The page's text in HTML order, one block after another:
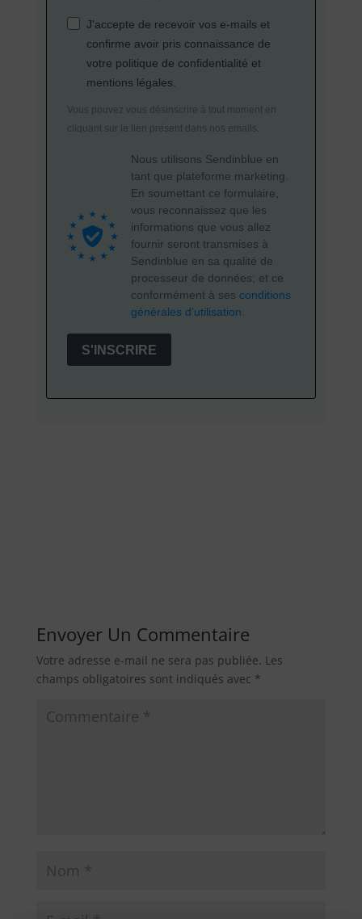
J'accepte de recevoir vos e-mails et
confirme avoir pris connaissance de
votre politique de confidentialité et
mentions légales.
Vous pouvez vous désinscrire à tout moment en
cliquant sur le lien présent dans nos emails.
Nous utilisons Sendinblue en
tant que plateforme marketing.
En soumettant ce formulaire,
vous reconnaissez que les
informations que vous allez
fournir seront transmises à
Sendinblue en sa qualité de
processeur de données; et ce
conformément à ses conditions
générales d'utilisation.
S'INSCRIRE
Envoyer Un Commentaire
Votre adresse e-mail ne sera pas publiée. Les
champs obligatoires sont indiqués avec *